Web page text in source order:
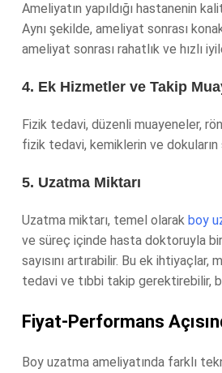
Ameliyatın yapıldığı hastanenin
Aynı şekilde, ameliyat sonrası
ameliyat sonrası rahatlık ve hızlı
4. Ek Hizmetler ve Takip
Fizik tedavi, düzenli muayeneler,
fizik tedavi, kemiklerin ve
5. Uzatma Miktarı
Uzatma miktarı, temel olarak boy
ve süreç içinde hasta doktoruyla
sayısını artırabilir. Bu ek
tedavi ve tıbbi takip gerektirebilir,
Fiyat-Performans
Boy uzatma ameliyatında farklı